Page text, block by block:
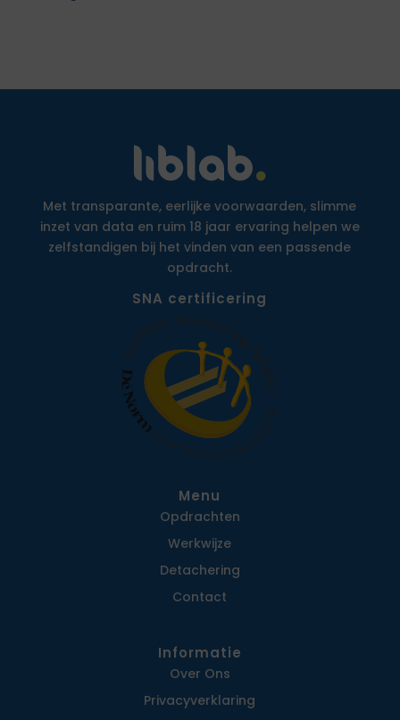
Met transparante, eerlijke voorwaarden, slimme
inzet van data en ruim 18 jaar ervaring helpen we
zelfstandigen bij het vinden van een passende
opdracht.
SNA certificering
Menu
Opdrachten
Werkwijze
Detachering
Contact
Informatie
Over Ons
Privacy­verklaring